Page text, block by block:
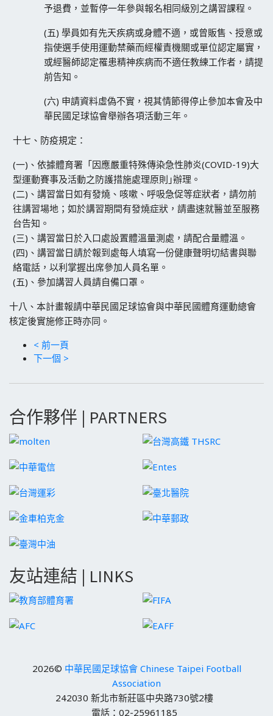
予退費，並暫停一年參與報名相同級別之講習課程。
(五) 學員如有先天疾病或身體不適，或曾販售、授意或
指使選手使用運動禁藥而經權責機關或單位認定屬實，
或經醫師認定罹患精神疾病而不適任教練工作者，請提
前告知。
(六) 申請資料虛偽不實，視其情節得停止參加本會及中
華民國足球協會舉辦各項活動三年。
十七、防疫規定：
(一)、依據體育署「因應嚴重特殊傳染急性肺炎(COVID-19)大
型運動賽事及活動之防護措施處理原則｣辦理。
(二)、講習當日如有發燒、咳嗽、呼吸急促等症狀者，請勿前
往講習場地；如於講習期間有發燒症狀，請盡速就醫並至服務
台告知。
(三)、講習當日於入口處設置體溫量測處，請配合量體溫。
(四)、講習當日請於報到處每人填寫一份健康聲明切結書與聯
絡電話，以利掌握出席參加人員名單。
(五)、參加講習人員請自備口罩。
十八、本計畫報請中華民國足球協會與中華民國體育運動總會
核定後實施修正時亦同。
< 前一頁
下一個 >
合作夥伴 | PARTNERS
友站連結 | LINKS
2026© 中華民國足球協會 Chinese Taipei Football
Association
242030 新北市新莊區中央路730號2樓
電話：02-25961185